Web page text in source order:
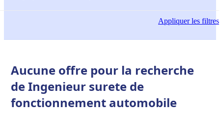
Appliquerles filtres
Aucune offre pour la recherche
de Ingenieur surete de
fonctionnement automobile